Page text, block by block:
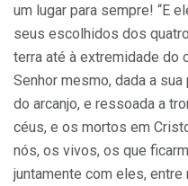
um lugar para sempre! “E
seus escolhidos dos
terra até à extremidade do
Senhor mesmo, dada a
do arcanjo, e ressoada a
céus, e os mortos em
nós, os vivos, os que
juntamente com eles,